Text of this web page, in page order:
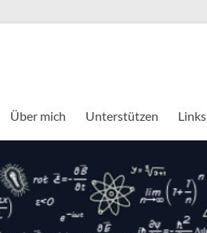
Über mich Unterstützen Links